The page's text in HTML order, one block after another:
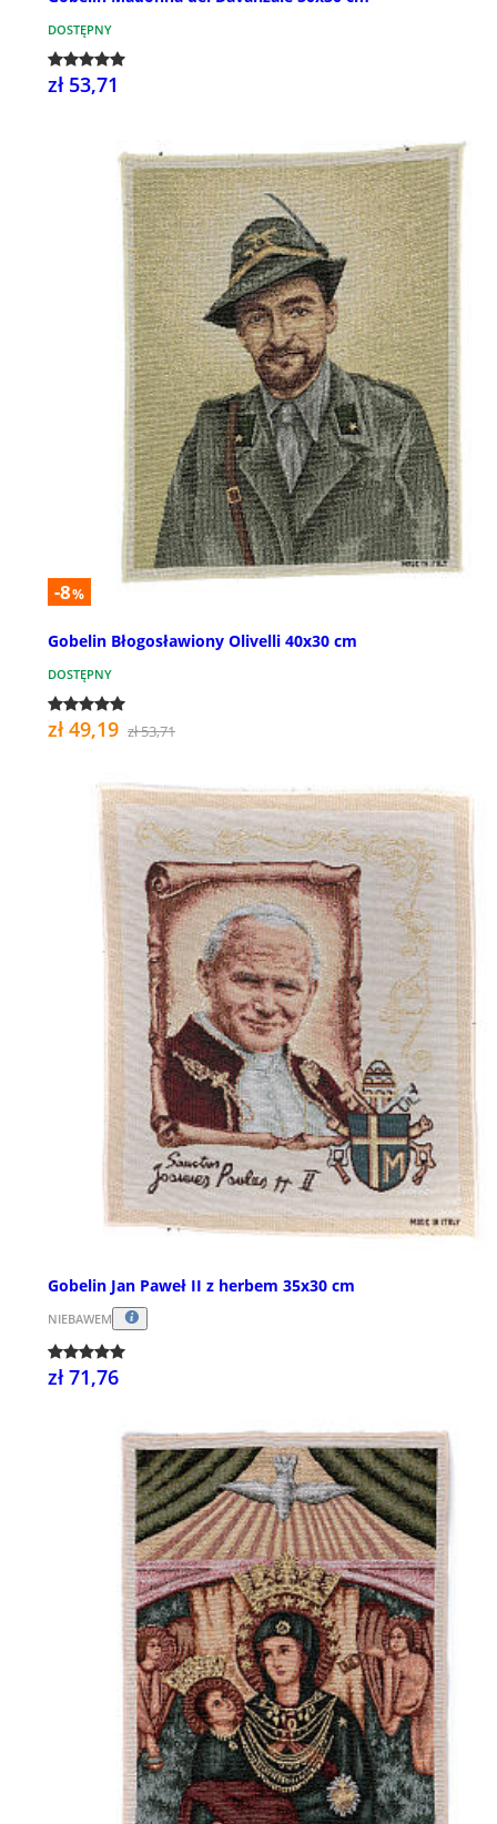
DOSTĘPNY
zł 53,71
-8%
Gobelin Błogosławiony Olivelli 40x30 cm
DOSTĘPNY
zł 49,19 zł 53,71
Gobelin Jan Paweł II z herbem 35x30 cm
NIEBAWEM
zł 71,76